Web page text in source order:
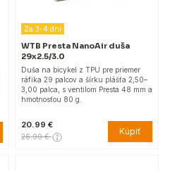
Za 3-4 dni
WTB Presta NanoAir duša
29x2.5/3.0
Duša na bicykel z TPU pre priemer
ráfika 29 palcov a šírku plášťa 2,50–
3,00 palca, s ventilom Presta 48 mm a
hmotnosťou 80 g.
20.99 €
26.99 € Kúpiť